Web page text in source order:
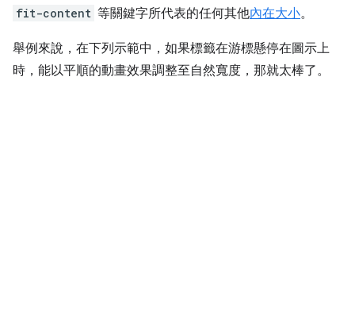
fit-content 等關鍵字所代表的任何其他內在大小。
舉例來說，在下列示範中，如果標籤在游標懸停在圖示上
時，能以平順的動畫效果調整至自然寬度，那就太棒了。